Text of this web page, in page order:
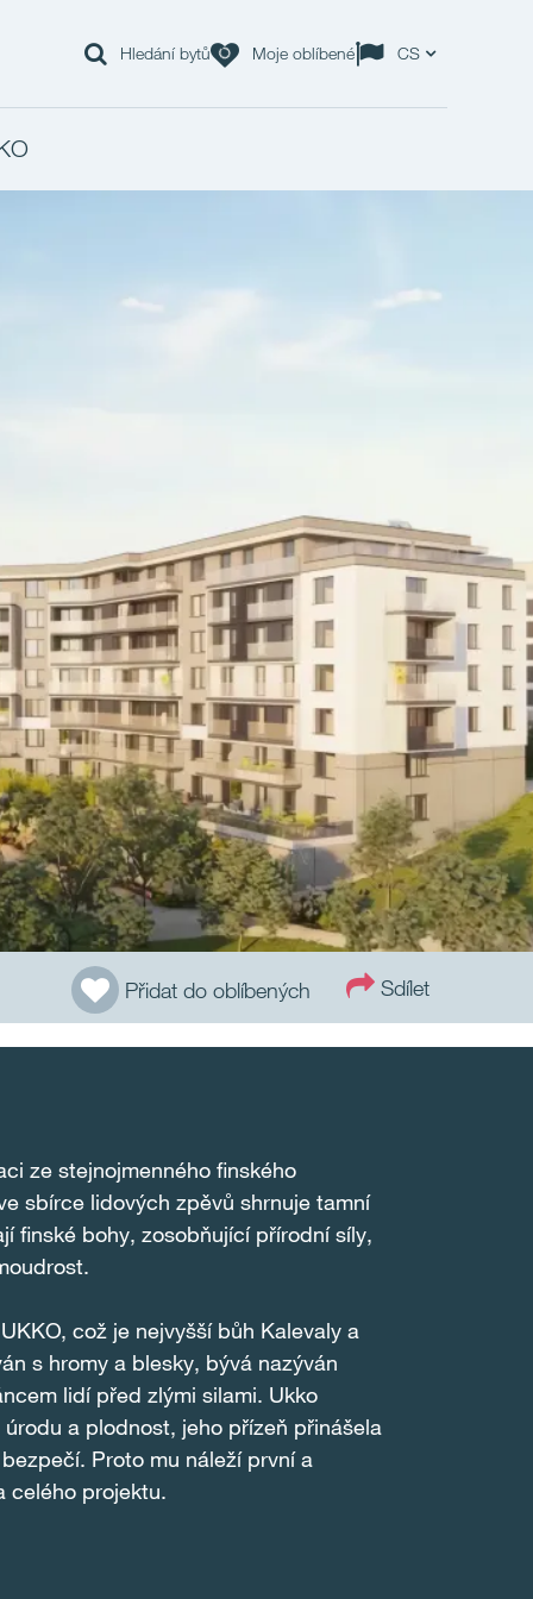
Hledání bytů Moje oblíbené CS
Přidat do oblíbených Sdílet
ze stejnojmenného finského
sbírce lidových zpěvů shrnuje tamní
finské bohy, zosobňující přírodní síly,
což je nejvyšší bůh Kalevaly a
s hromy a blesky, bývá nazýván
lidí před zlými silami. Ukko
a plodnost, jeho přízeň přinášela
Proto mu náleží první a
celého projektu.